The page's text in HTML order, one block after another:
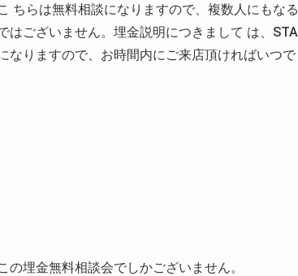
ちらは無料相談になりますので、複数人にもな
はございません。埋金説明につきまして は、
なりますので、お時間内にご来店頂ければいつ
埋金無料相談会でしかございません。